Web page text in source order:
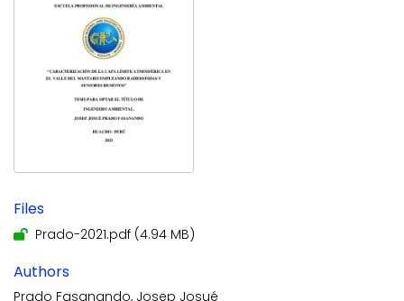
Files
Prado-2021.pdf (4.94 MB)
Authors
Prado Fasanando, Josep Josué